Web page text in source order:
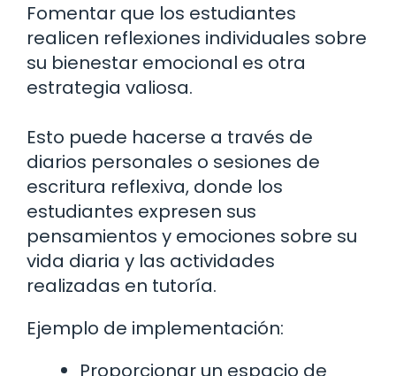
Fomentar que los estudiantes
realicen reflexiones individuales sobre
su bienestar emocional es otra
estrategia valiosa.
Esto puede hacerse a través de
diarios personales o sesiones de
escritura reflexiva, donde los
estudiantes expresen sus
pensamientos y emociones sobre su
vida diaria y las actividades
realizadas en tutoría.
Ejemplo de implementación:
Proporcionar un espacio de